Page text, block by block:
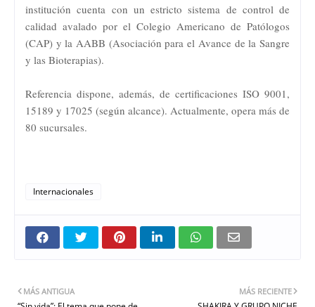
institución cuenta con un estricto sistema de control de
calidad avalado por el Colegio Americano de Patólogos
(CAP) y la AABB (Asociación para el Avance de la Sangre
y las Bioterapias).
Referencia dispone, además, de certificaciones ISO 9001,
15189 y 17025 (según alcance). Actualmente, opera más de
80 sucursales.
Internacionales
MÁS RECIENTE
MÁS ANTIGUA